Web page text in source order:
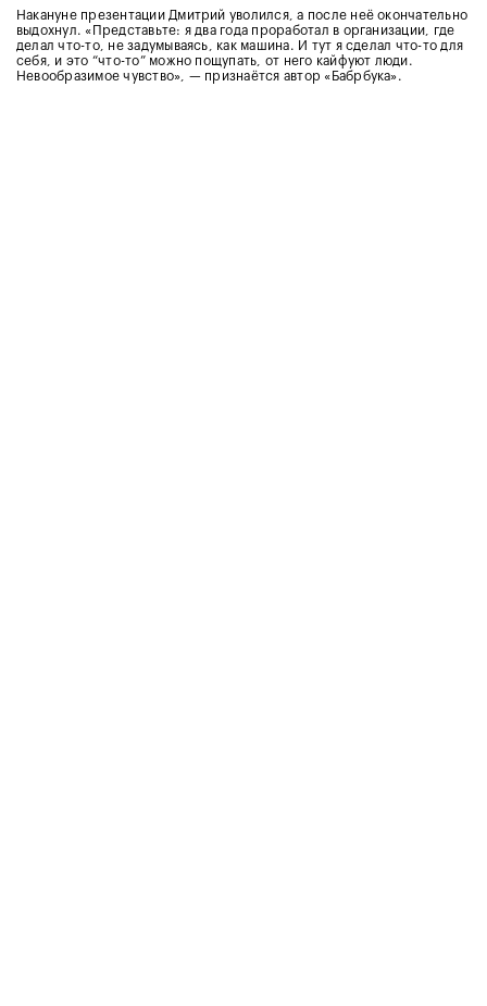
Накануне презентации Дмитрий уволился, а после неё окончательно
выдохнул. «Представьте: я два года проработал в организации, где
делал что-то, не задумываясь, как машина. И тут я сделал что-то для
себя, и это “что-то” можно пощупать, от него кайфуют люди.
Невообразимое чувство», — признаётся автор «Бабрбука».